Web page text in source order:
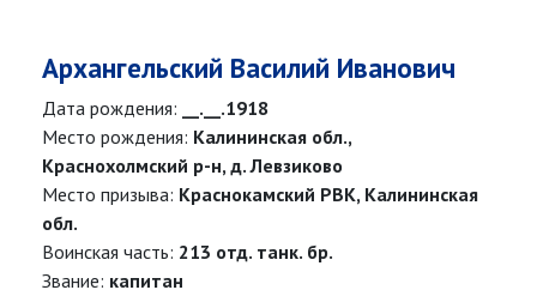
Архангельский Василий Иванович
Дата рождения:
__.__.1918
Место рождения: Калининская обл.,
Краснохолмский р-н, д. Левзиково
Место призыва: Краснокамский РВК, Калининская
обл.
Воинская часть: 213 отд. танк. бр.
Звание: капитан